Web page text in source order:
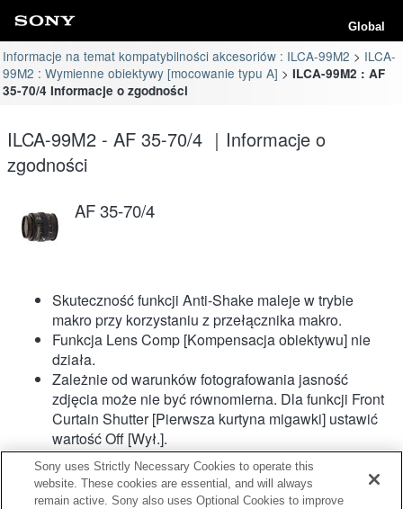
Global
Informacje na temat kompatybilności akcesoriów : ILCA-99M2
ILCA-
99M2 : Wymienne obiektywy [mocowanie typu A]
ILCA-99M2 : AF
35-70/4 Informacje o zgodności
ILCA-99M2 - AF 35-70/4 ｜Informacje o
zgodności
AF 35-70/4
Skuteczność funkcji Anti-Shake maleje w trybie
makro przy korzystaniu z przełącznika makro.
Funkcja Lens Comp [Kompensacja obiektywu] nie
działa.
Zależnie od warunków fotografowania jasność
zdjęcia może nie być równomierna. Dla funkcji Front
Curtain Shutter [Pierwsza kurtyna migawki] ustawić
wartość Off [Wył.].
Podczas nagrywania filmu z użyciem autofokusu
dźwięk pracy obiektywu może się również nagrać.
Hybrydowy AF z detekcją fazy nie jest obsługiwany.
Sony uses Strictly Necessary Cookies to operate this
website. These cookies are essential, and will always
remain active. Sony also uses Optional Cookies to improve